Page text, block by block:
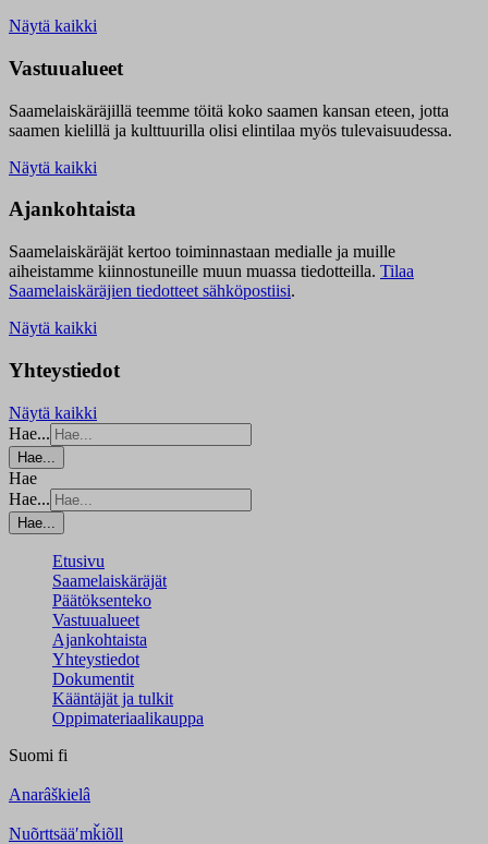
Näytä kaikki
Vastuualueet
Saamelaiskäräjillä teemme töitä koko saamen kansan eteen, jotta
saamen kielillä ja kulttuurilla olisi elintilaa myös tulevaisuudessa.
Näytä kaikki
Ajankohtaista
Saamelaiskäräjät kertoo toiminnastaan medialle ja muille
aiheistamme kiinnostuneille muun muassa tiedotteilla. Tilaa
Saamelaiskäräjien tiedotteet sähköpostiisi.
Näytä kaikki
Yhteystiedot
Näytä kaikki
Hae...
Hae...
Hae
Hae...
Hae...
Etusivu
Saamelaiskäräjät
Päätöksenteko
Vastuualueet
Ajankohtaista
Yhteystiedot
Dokumentit
Kääntäjät ja tulkit
Oppimateriaalikauppa
Suomi fi
Anarâškielâ
Nuõrttsääʹmǩiõll